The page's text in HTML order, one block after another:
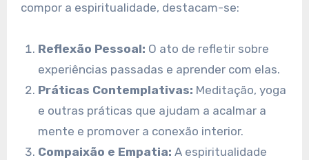
compor a espiritualidade, destacam-se:
Reflexão Pessoal: O ato de refletir sobre
experiências passadas e aprender com elas.
Práticas Contemplativas: Meditação, yoga
e outras práticas que ajudam a acalmar a
mente e promover a conexão interior.
Compaixão e Empatia: A espiritualidade